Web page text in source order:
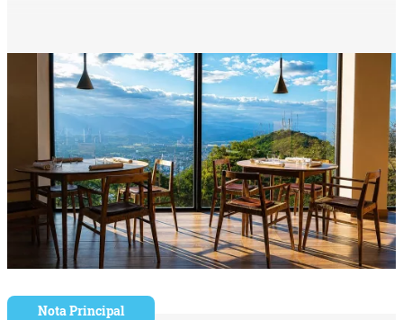
Nota Principal